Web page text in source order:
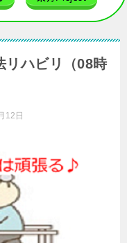
ハビリ（08時
12日